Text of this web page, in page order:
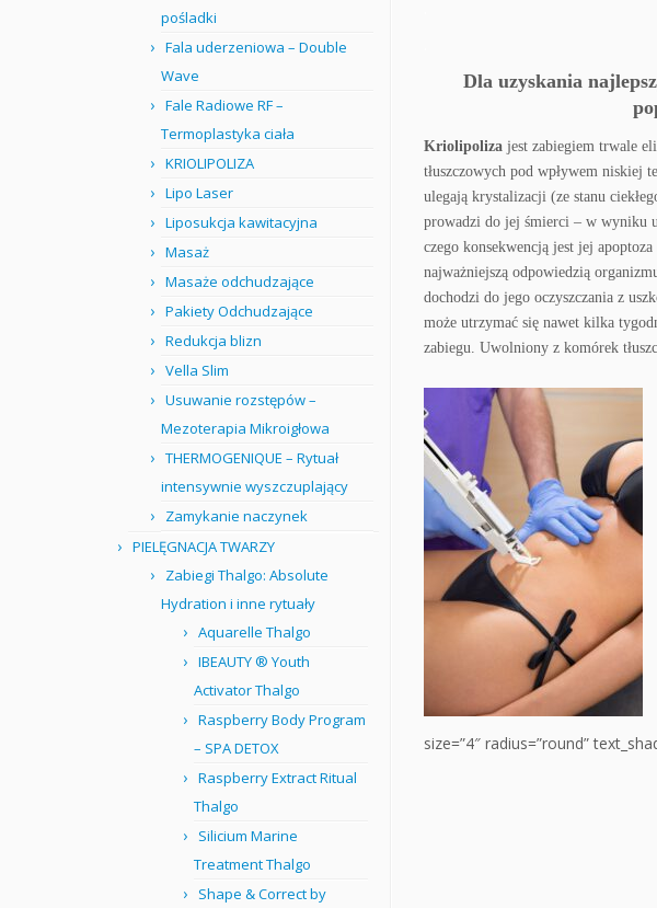
pośladki
Fala uderzeniowa – Double
Wave
Fale Radiowe RF –
Termoplastyka ciała
KRIOLIPOLIZA
Lipo Laser
Liposukcja kawitacyjna
Masaż
Masaże odchudzające
Pakiety Odchudzające
Redukcja blizn
Vella Slim
Usuwanie rozstępów –
Mezoterapia Mikroigłowa
THERMOGENIQUE – Rytuał
intensywnie wyszczuplający
Zamykanie naczynek
PIELĘGNACJA TWARZY
Zabiegi Thalgo: Absolute
Hydration i inne rytuały
Aquarelle Thalgo
IBEAUTY ® Youth
Activator Thalgo
Raspberry Body Program
– SPA DETOX
Raspberry Extract Ritual
Thalgo
Silicium Marine
Treatment Thalgo
Shape & Correct by
Dla uzyskania
Kriolipoliza jest zabiegiem trwale
tłuszczowych pod wpływem niskiej
ulegają krystalizacji (ze stanu
prowadzi do jej śmierci – w wyniku
czego konsekwencją jest jej
najważniejszą odpowiedzią
dochodzi do jego oczyszczania z
może utrzymać się nawet kilka
zabiegu. Uwolniony z komórek
size=”4″ radius=”round”